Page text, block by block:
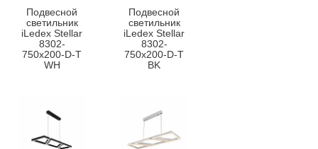
Подвесной
светильник
iLedex Stellar
8302-
750x200-D-T
WH
Подвесной
светильник
iLedex Stellar
8302-
750x200-D-T
BK